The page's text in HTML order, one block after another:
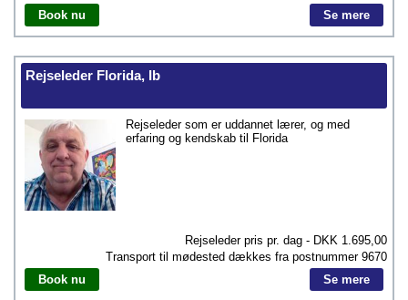
Book nu
Se mere
Rejseleder Florida, Ib
Rejseleder som er uddannet lærer, og med
erfaring og kendskab til Florida
Rejseleder pris pr. dag - DKK 1.695,00
Transport til mødested dækkes fra postnummer 9670
Book nu
Se mere